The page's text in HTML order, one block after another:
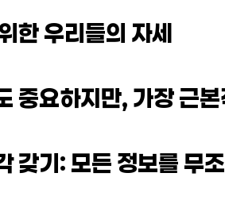
한 우리들의 자세
중요하지만, 가장 근
갖기: 모든 정보를 무